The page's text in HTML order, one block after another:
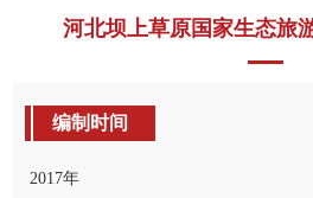
河北坝上草原国家生态旅
编制时间
2017年